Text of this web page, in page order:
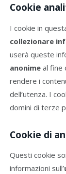
Cookie
I cookie in
collezionare
userà queste
anonime al fine
rendere i
dell’utenza. I
domini di terze
Cookie di
Questi cookie
informazioni sull’